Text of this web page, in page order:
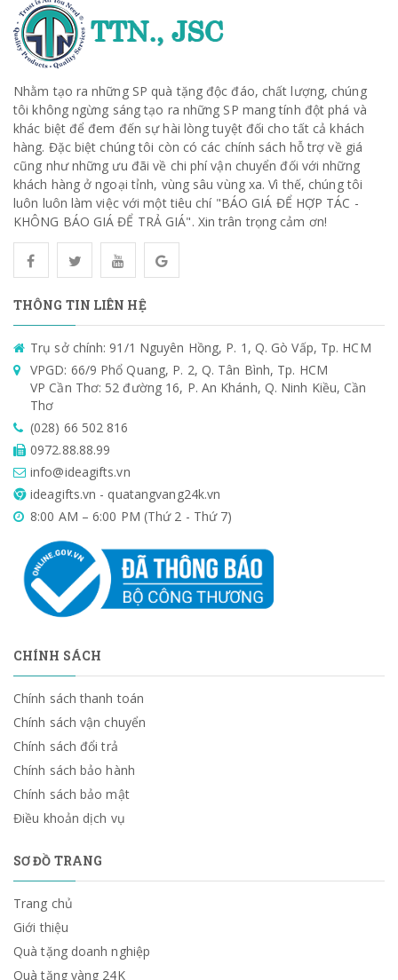
Nhằm tạo ra những SP quà tặng độc đáo, chất lượng, chúng
tôi không ngừng sáng tạo ra những SP mang tính đột phá và
khác biệt để đem đến sự hài lòng tuyệt đối cho tất cả khách
hàng. Đặc biệt chúng tôi còn có các chính sách hỗ trợ về giá
cũng như những ưu đãi về chi phí vận chuyển đối với những
khách hàng ở ngoại tỉnh, vùng sâu vùng xa. Vì thế, chúng tôi
luôn luôn làm việc với một tiêu chí "BÁO GIÁ ĐỂ HỢP TÁC -
KHÔNG BÁO GIÁ ĐỂ TRẢ GIÁ". Xin trân trọng cảm ơn!
THÔNG TIN LIÊN HỆ
Trụ sở chính: 91/1 Nguyên Hồng, P. 1, Q. Gò Vấp, Tp. HCM
VPGD: 66/9 Phổ Quang, P. 2, Q. Tân Bình, Tp. HCM
VP Cần Thơ: 52 đường 16, P. An Khánh, Q. Ninh Kiều, Cần
Thơ
(028) 66 502 816
0972.88.88.99
info@ideagifts.vn
ideagifts.vn - quatangvang24k.vn
8:00 AM – 6:00 PM (Thứ 2 - Thứ 7)
CHÍNH SÁCH
Chính sách thanh toán
Chính sách vận chuyển
Chính sách đổi trả
Chính sách bảo hành
Chính sách bảo mật
Điều khoản dịch vụ
SƠ ĐỒ TRANG
Trang chủ
Giới thiệu
Quà tặng doanh nghiệp
Quà tặng vàng 24K